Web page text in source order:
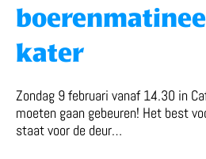
kater
Zondag 9 februari vanaf 14.30 in
moeten gaan gebeuren! Het best
staat voor de deur…